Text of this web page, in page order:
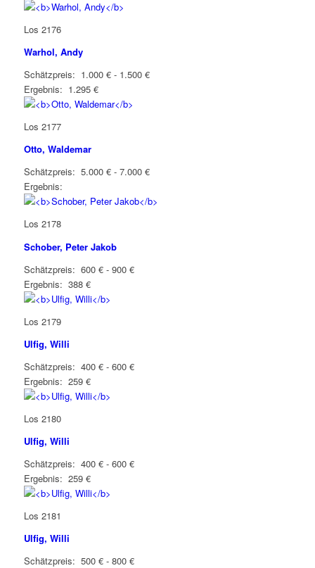
Los 2176
Warhol, Andy
Schätzpreis: 1.000 € - 1.500 €
Ergebnis: 1.295 €
Los 2177
Otto, Waldemar
Schätzpreis: 5.000 € - 7.000 €
Ergebnis:
Los 2178
Schober, Peter Jakob
Schätzpreis: 600 € - 900 €
Ergebnis: 388 €
Los 2179
Ulfig, Willi
Schätzpreis: 400 € - 600 €
Ergebnis: 259 €
Los 2180
Ulfig, Willi
Schätzpreis: 400 € - 600 €
Ergebnis: 259 €
Los 2181
Ulfig, Willi
Schätzpreis: 500 € - 800 €